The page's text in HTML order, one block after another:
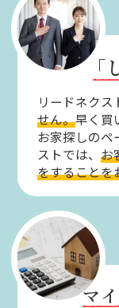
「
リードネクス
せん。早く買
お家探しのペ
ストでは、お
をすることを
マ